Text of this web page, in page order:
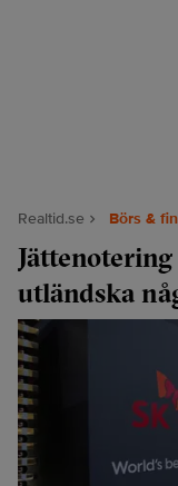
Realtid.se Börs &
Jättenotering
utländska